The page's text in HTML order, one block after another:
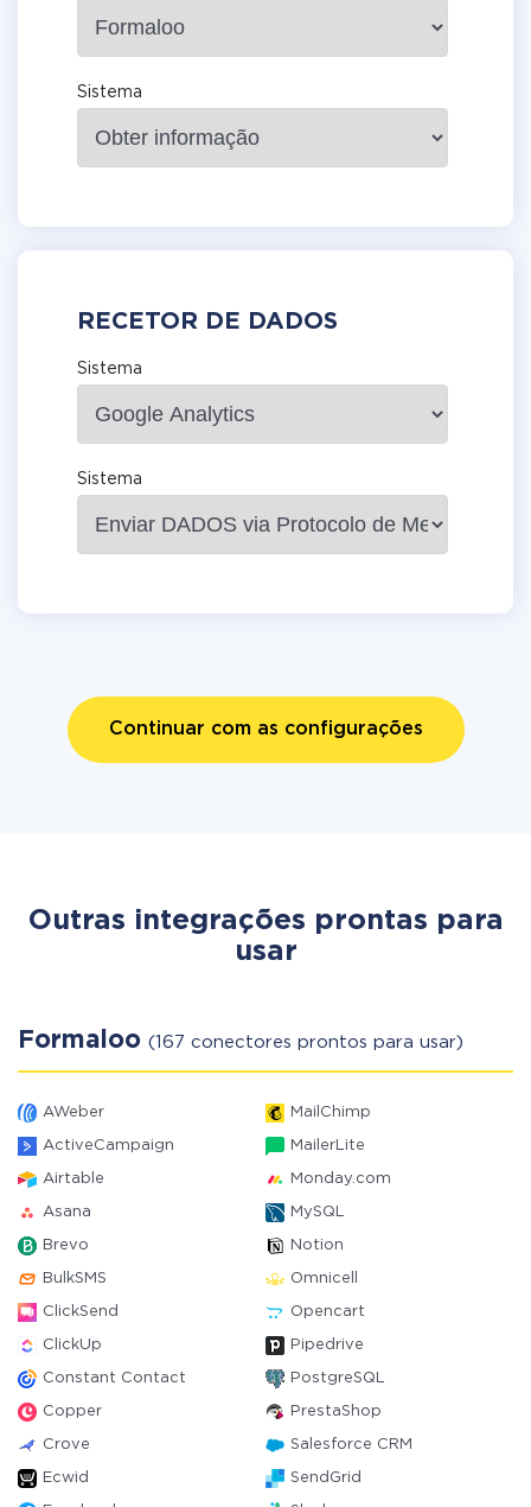
Sistema
RECETOR DE DADOS
Sistema
Sistema
Continuar com as configurações
Outras integrações prontas para
usar
Formaloo (167 conectores prontos para usar)
AWeber MailChimp
ActiveCampaign MailerLite
Airtable Monday.com
Asana MySQL
Brevo Notion
BulkSMS Omnicell
ClickSend Opencart
ClickUp Pipedrive
Constant Contact PostgreSQL
Copper PrestaShop
Crove Salesforce CRM
Ecwid SendGrid